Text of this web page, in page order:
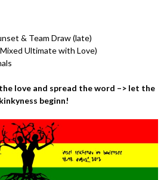
& Team Draw (late)
Ultimate with Love)
love and spread the word –> let the
kinkyness beginn!